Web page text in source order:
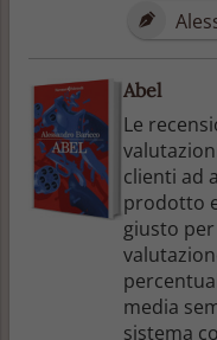
Abel
Le
clienti ad
prodotto
giusto
media
sistema